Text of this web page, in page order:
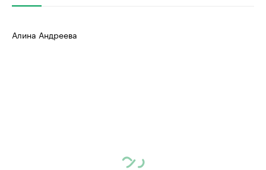
Алина Андреева